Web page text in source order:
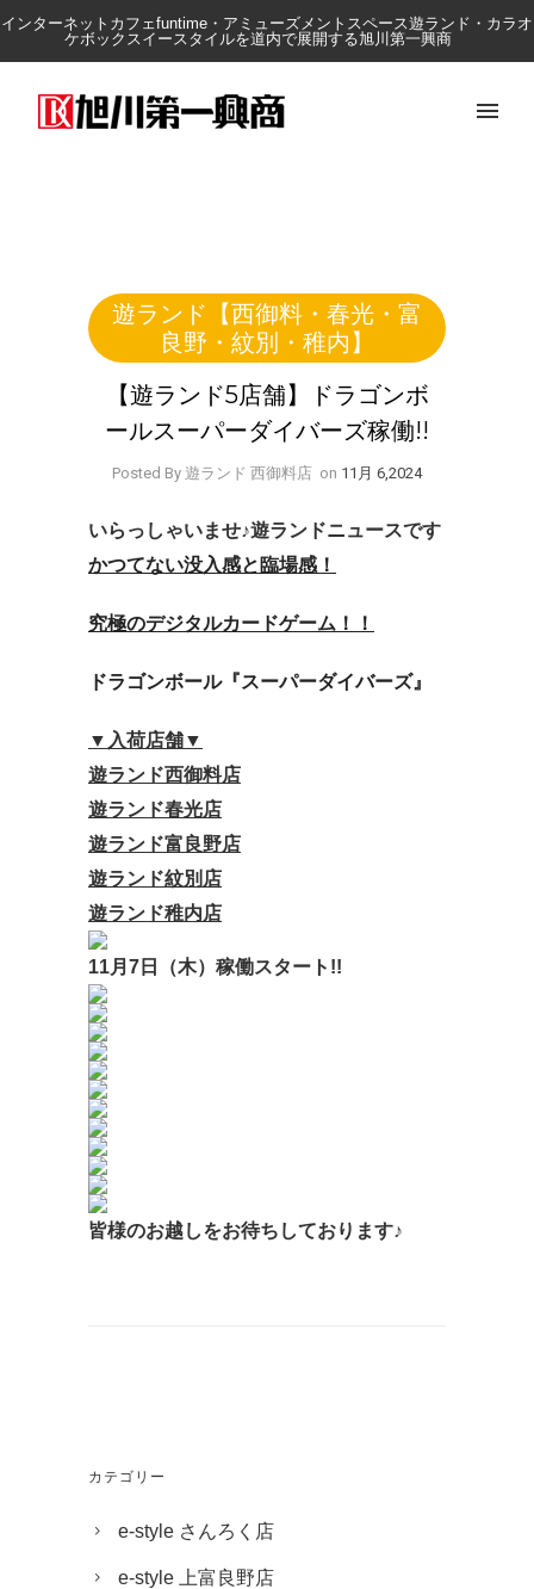
インターネットカフェfuntime・アミューズメントスペース遊ランド・カラオ
ケボックスイースタイルを道内で展開する旭川第一興商
遊ランド【西御料・春光・富
良野・紋別・稚内】
【遊ランド5店舗】ドラゴンボ
ールスーパーダイバーズ稼働!!
Posted By 遊ランド 西御料店 on 11月 6,2024
いらっしゃいませ♪遊ランドニュースです
かつてない没入感と臨場感！
究極のデジタルカードゲーム！！
ドラゴンボール『スーパーダイバーズ』
▼入荷店舗▼
遊ランド西御料店
遊ランド春光店
遊ランド富良野店
遊ランド紋別店
遊ランド稚内店
11月7日（木） 稼働スタート!!
皆様のお越しをお待ちしております♪
カテゴリー
e-style さんろく店
e-style 上富良野店